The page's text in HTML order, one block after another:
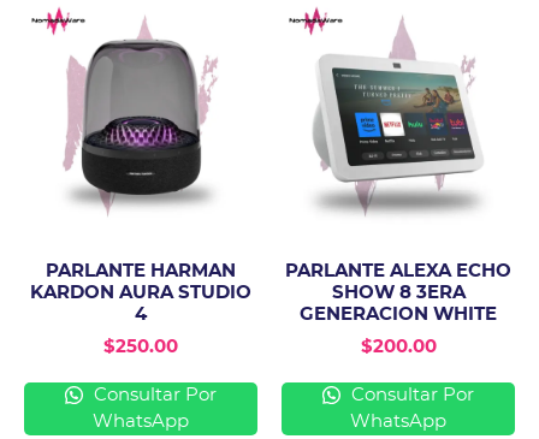
PARLANTE HARMAN
KARDON AURA STUDIO
4
$250.00
Consultar Por
WhatsApp
PARLANTE ALEXA ECHO
SHOW 8 3ERA
GENERACION WHITE
$200.00
Consultar Por
WhatsApp